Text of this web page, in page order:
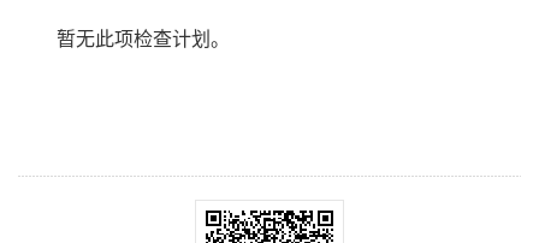
暂无此项检查计划。